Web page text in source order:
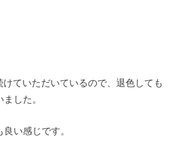
ていただいているので、退色しても
した。
い感じです。